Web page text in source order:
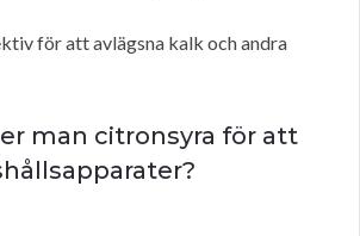
för att avlägsna kalk och andra
man citronsyra för att